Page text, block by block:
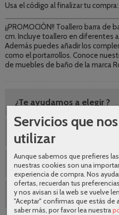
Usa el código al finalizar tu
¡¡PROMOCIÓN!! Toallero barra de
cm. Incluye toallero en diferentes
Además puedes añadir los
como el portarrollos. Conoce
de muebles de baño de la marca
¿Te ayudamos a elegir ?
Envio gratuito
CUPÓN DESCUENTO EN
SEGUNDAS REBAJAS
Servicios que
utilizar
Aunque sabemos que prefieres
nuestras cookies son una
experiencia de compra. Nos
ofertas, recuerdan tus
y nos avisan si la web se vuelve
"Aceptar" confirmas que estás de
saber más, por favor lea nuestra